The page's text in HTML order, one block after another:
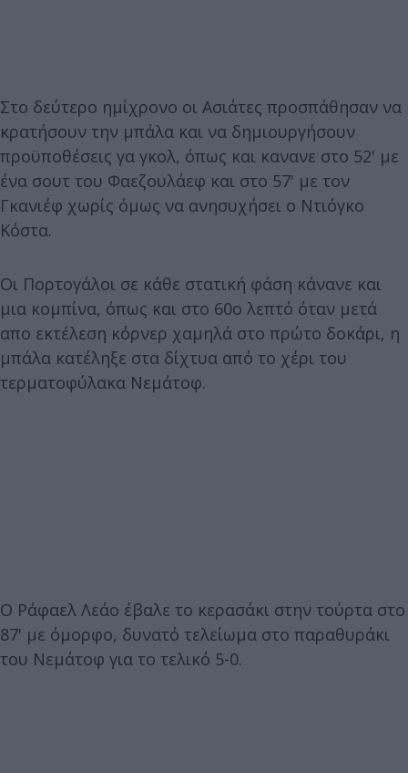
Στο δεύτερο ημίχρονο οι Ασιάτες προσπάθησαν να
κρατήσουν την μπάλα και να δημιουργήσουν
προϋποθέσεις γα γκολ, όπως και κανανε στο 52' με
ένα σουτ του Φαεζουλάεφ και στο 57' με τον
Γκανιέφ χωρίς όμως να ανησυχήσει ο Ντιόγκο
Κόστα.
Οι Πορτογάλοι σε κάθε στατική φάση κάνανε και
μια κομπίνα, όπως και στο 60ο λεπτό όταν μετά
απο εκτέλεση κόρνερ χαμηλά στο πρώτο δοκάρι, η
μπάλα κατέληξε στα δίχτυα από το χέρι του
τερματοφύλακα Νεμάτοφ.
Ο Ράφαελ Λεάο έβαλε το κερασάκι στην τούρτα στο
87' με όμορφο, δυνατό τελείωμα στο παραθυράκι
του Νεμάτοφ για το τελικό 5-0.